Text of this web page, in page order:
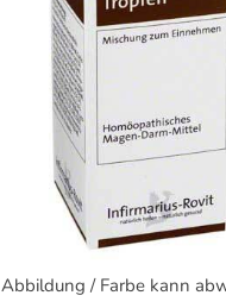
Abbildung / Farbe kann